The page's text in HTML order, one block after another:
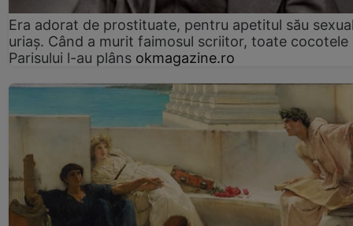
Era adorat de prostituate, pentru apetitul său
uriaș. Când a murit faimosul scriitor, toate cocotele
Parisului l-au plâns okmagazine.ro